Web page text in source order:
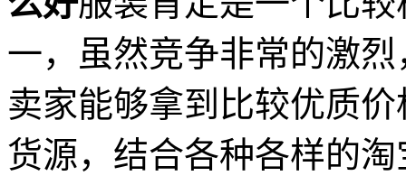
一，虽然竞争非常的激
卖家能够拿到比较优质
货源，结合各种各样的